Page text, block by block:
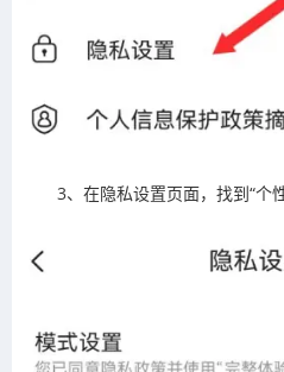
3、在隐私设置页面，找到“个